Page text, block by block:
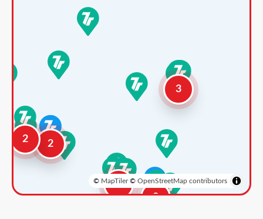
2
2
3
2
3
© MapTiler© OpenStreetMap contributors